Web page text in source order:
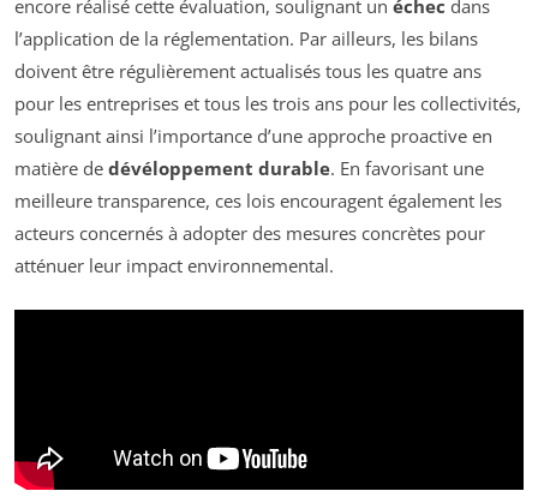
encore réalisé cette évaluation, soulignant un échec dans
l’application de la réglementation. Par ailleurs, les bilans
doivent être régulièrement actualisés tous les quatre ans
pour les entreprises et tous les trois ans pour les collectivités,
soulignant ainsi l’importance d’une approche proactive en
matière de dévéloppement durable. En favorisant une
meilleure transparence, ces lois encouragent également les
acteurs concernés à adopter des mesures concrètes pour
atténuer leur impact environnemental.